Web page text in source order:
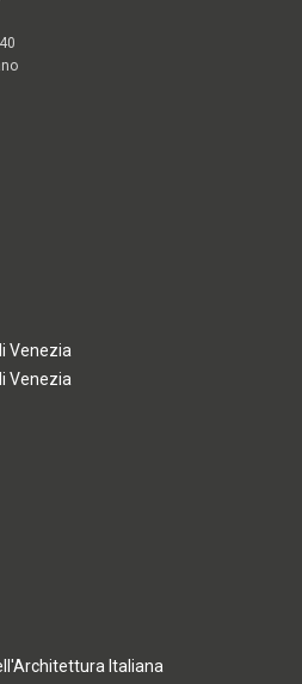
Venezia
Venezia
Italiana